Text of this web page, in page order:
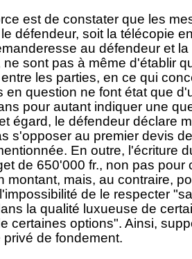
est de constater que les
défendeur, soit la télécopie
au défendeur et
sont pas à même d'établir
les parties, en ce qui
en question ne font état que
pour autant indiquer une
égard, le défendeur déclare
s'opposer au premier devis
En outre, l'écriture
de 650'000 fr., non pas pour
montant, mais, au contraire,
de le respecter
la qualité luxueuse de
certaines options". Ainsi,
privé de fondement.